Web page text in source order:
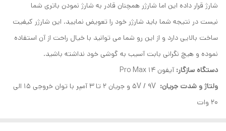
شارژ قرار داده این اما شارژر همچنان قادر به شارژ نمودن باتری شما
نیست در نتیجه شما باید شارژر خود را تعویض نمایید. این شارژر کیفیت
ساخت بالایی دارد و از این رو شما می توانید با خیال راحت از آن استفاده
نموده و هیچ نگرانی بابت آسیب به گوشی خود نداشته باشید.
دستگاه سازگار:آیفون 14 Pro Max
ولتاژ و شدت جریان:
5V / 9V و جریان 2 تا 3 آمپر با توان خروجی 15 الی
20 وات